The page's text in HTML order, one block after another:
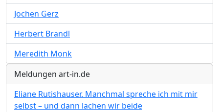
Jochen Gerz
Herbert Brandl
Meredith Monk
Meldungen art-in.de
Eliane Rutishauser. Manchmal spreche ich mit mir
selbst – und dann lachen wir beide